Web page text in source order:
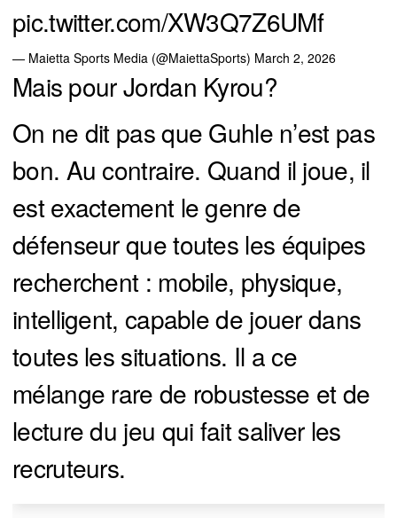
pic.twitter.com/XW3Q7Z6UMf
— Maietta Sports Media (@MaiettaSports) March 2, 2026
Mais pour Jordan Kyrou?
On ne dit pas que Guhle n’est pas
bon. Au contraire. Quand il joue, il
est exactement le genre de
défenseur que toutes les équipes
recherchent : mobile, physique,
intelligent, capable de jouer dans
toutes les situations. Il a ce
mélange rare de robustesse et de
lecture du jeu qui fait saliver les
recruteurs.